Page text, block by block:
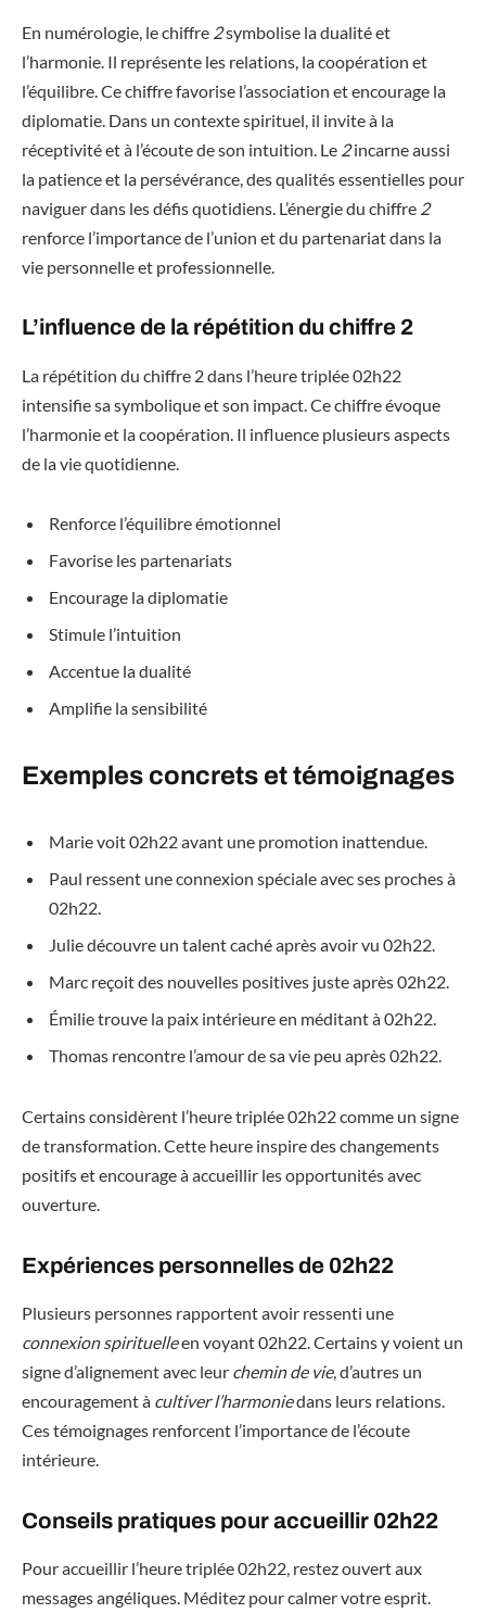
En numérologie, le chiffre 2symbolise la dualité et
l’harmonie. Il représente les relations, la coopération et
l’équilibre. Ce chiffre favorise l’association et encourage la
diplomatie. Dans un contexte spirituel, il invite à la
réceptivité et à l’écoute de son intuition. Le 2incarne aussi
la patience et la persévérance, des qualités essentielles pour
naviguer dans les défis quotidiens. L’énergie du chiffre 2
renforce l’importance de l’union et du partenariat dans la
vie personnelle et professionnelle.
L’influence de la répétition du chiffre 2
La répétition du chiffre 2 dans l’heure triplée 02h22
intensifie sa symbolique et son impact. Ce chiffre évoque
l’harmonie et la coopération. Il influence plusieurs aspects
de la vie quotidienne.
Renforce l’équilibre émotionnel
Favorise les partenariats
Encourage la diplomatie
Stimule l’intuition
Accentue la dualité
Amplifie la sensibilité
Exemples concrets et témoignages
Marie voit 02h22 avant une promotion inattendue.
Paul ressent une connexion spéciale avec ses proches à
02h22.
Julie découvre un talent caché après avoir vu 02h22.
Marc reçoit des nouvelles positives juste après 02h22.
Émilie trouve la paix intérieure en méditant à 02h22.
Thomas rencontre l’amour de sa vie peu après 02h22.
Certains considèrent l’heure triplée 02h22 comme un signe
de transformation. Cette heure inspire des changements
positifs et encourage à accueillir les opportunités avec
ouverture.
Expériences personnelles de 02h22
Plusieurs personnes rapportent avoir ressenti une
connexion spirituelleen voyant 02h22. Certains y voient un
signe d’alignement avec leur chemin de vie, d’autres un
encouragement à cultiver l’harmoniedans leurs relations.
Ces témoignages renforcent l’importance de l’écoute
intérieure.
Conseils pratiques pour accueillir 02h22
Pour accueillir l’heure triplée 02h22, restez ouvert aux
messages angéliques. Méditez pour calmer votre esprit.